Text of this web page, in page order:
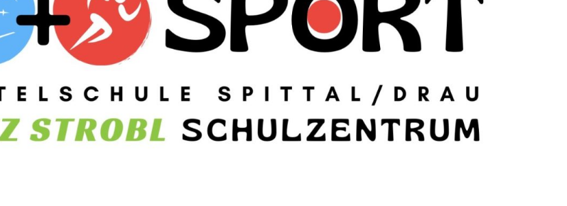
Bibliothek
Jugendcoaching
Angebot im Überblick
Unsere Sponsoren
Datenschutzerklärung